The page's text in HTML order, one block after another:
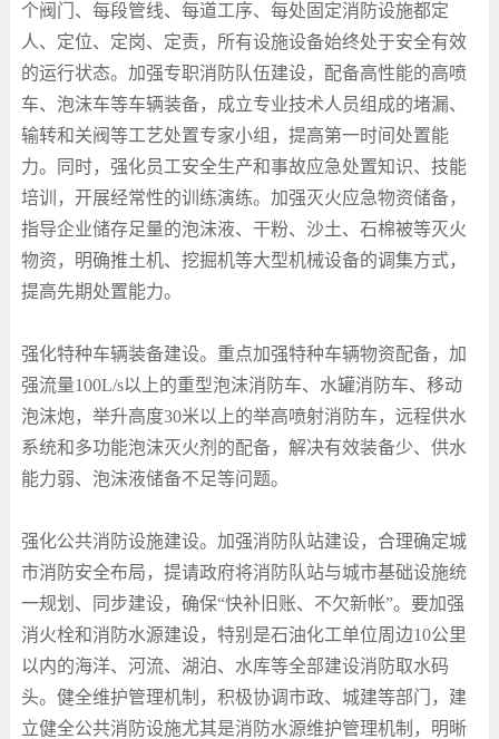
个阀门、每段管线、每道工序、每处固定消防设施都定
人、定位、定岗、定责，所有设施设备始终处于安全有效
的运行状态。加强专职消防队伍建设，配备高性能的高喷
车、泡沫车等车辆装备，成立专业技术人员组成的堵漏、
输转和关阀等工艺处置专家小组，提高第一时间处置能
力。同时，强化员工安全生产和事故应急处置知识、技能
培训，开展经常性的训练演练。加强灭火应急物资储备，
指导企业储存足量的泡沫液、干粉、沙土、石棉被等灭火
物资，明确推土机、挖掘机等大型机械设备的调集方式，
提高先期处置能力。
强化特种车辆装备建设。重点加强特种车辆物资配备，加
强流量100L/s以上的重型泡沫消防车、水罐消防车、移动
泡沫炮，举升高度30米以上的举高喷射消防车，远程供水
系统和多功能泡沫灭火剂的配备，解决有效装备少、供水
能力弱、泡沫液储备不足等问题。
强化公共消防设施建设。加强消防队站建设，合理确定城
市消防安全布局，提请政府将消防队站与城市基础设施统
一规划、同步建设，确保“快补旧账、不欠新帐”。要加强
消火栓和消防水源建设，特别是石油化工单位周边10公里
以内的海洋、河流、湖泊、水库等全部建设消防取水码
头。健全维护管理机制，积极协调市政、城建等部门，建
立健全公共消防设施尤其是消防水源维护管理机制，明晰